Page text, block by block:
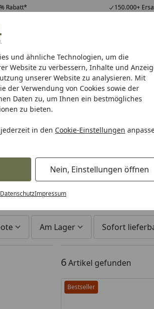
und ähnliche Technologien, um die
Website zu verbessern, Inhalte und
unserer Website zu analysieren. Mit
der Verwendung von Cookies sowie der
Daten zu, um Ihnen ein bestmögliches
zu bieten.
in den Cookie-Einstellungen
Nein, Einstellungen öffnen
DatenschutzImpressum
Rabatt* 150.000+
Bewertungen
Tipps & Tricks Suche
Pools inkl. gratis
Traumpool im Sorglos-Paket:
Am Lager Sofort
6Artikel gefunden
Bestseller